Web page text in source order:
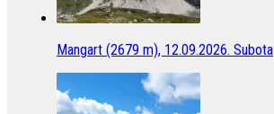
Mangart (2679 m), 12.09.2026. Subota